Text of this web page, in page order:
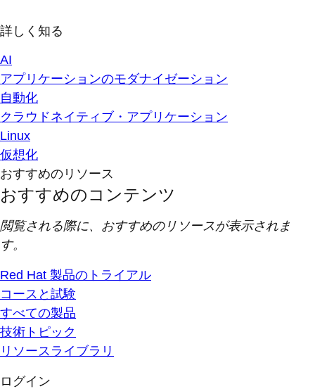
詳しく知る
AI
アプリケーションのモダナイゼーション
自動化
クラウドネイティブ・アプリケーション
Linux
仮想化
おすすめのリソース
おすすめのコンテンツ
閲覧される際に、おすすめのリソースが表示されま
す。
Red Hat 製品のトライアル
コースと試験
すべての製品
技術トピック
リソースライブラリ
ログイン